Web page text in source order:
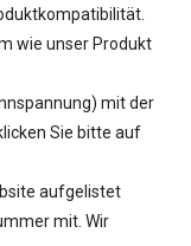
wie unser Produkt
mit der
Sie bitte auf
aufgelistet
mit. Wir